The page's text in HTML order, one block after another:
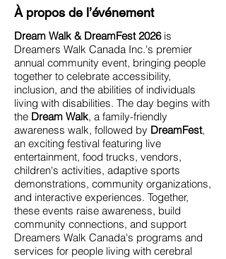
À propos de l’événement
Dream Walk & DreamFest 2026is
Dreamers Walk Canada Inc.'s premier
annual community event, bringing people
together to celebrate accessibility,
inclusion, and the abilities of individuals
living with disabilities. The day begins with
the Dream Walk, a family-friendly
awareness walk, followed by DreamFest,
an exciting festival featuring live
entertainment, food trucks, vendors,
children's activities, adaptive sports
demonstrations, community organizations,
and interactive experiences. Together,
these events raise awareness, build
community connections, and support
Dreamers Walk Canada's programs and
services for people living with cerebral